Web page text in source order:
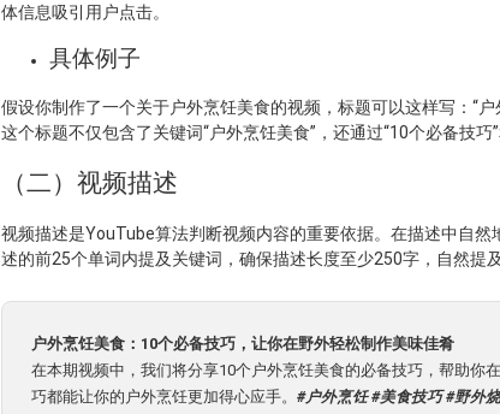
体信息吸引用户点击。
具体例子
假设你制作了一个关于户外烹饪美食的视频，标题可以这样写：“
这个标题不仅包含了关键词“户外烹饪美食”，还通过“10个必备技巧
（二）视频描述
视频描述是YouTube算法判断视频内容的重要依据。在描述中自
述的前25个单词内提及关键词，确保描述长度至少250字，自然提
户外烹饪美食：10个必备技巧，让你在野外轻松制作美味佳肴
在本期视频中，我们将分享10个户外烹饪美食的必备技巧，帮助你
巧都能让你的户外烹饪更加得心应手。 #户外烹饪 #美食技巧 #野外